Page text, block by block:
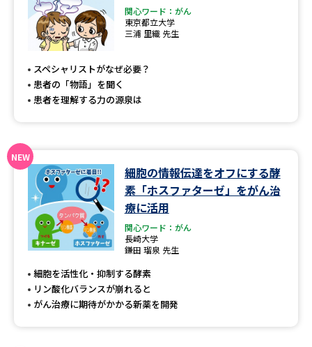
デジタルパンフレット 進路の３択
新学年スタート号特集ページ
SELFBRAND特集ページ
オープンキャンパス検索 実施プログラムから探す
来場型・Web型イベント特集 夢ナビライブ
関心ワード：がん
東京都立大学
三浦 里織 先生
スペシャリストがなぜ必要？
患者の「物語」を聞く
患者を理解する力の源泉は
細胞の情報伝達をオフにする酵
素「ホスファターゼ」をがん治
療に活用
関心ワード：がん
長崎大学
鎌田 瑠泉 先生
細胞を活性化・抑制する酵素
リン酸化バランスが崩れると
がん治療に期待がかかる新薬を開発